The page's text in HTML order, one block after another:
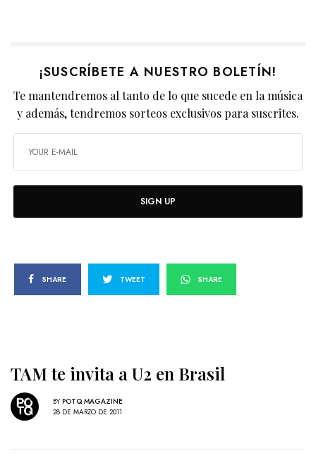
¡SUSCRÍBETE A NUESTRO BOLETÍN!
Te mantendremos al tanto de lo que sucede en la música
y además, tendremos sorteos exclusivos para suscrites.
SIGN UP
SHARE TWEET SHARE
TAM te invita a U2 en Brasil
BY POTQ MAGAZINE
28 DE MARZO DE 2011